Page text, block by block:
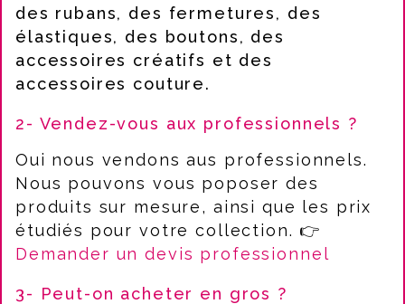
des rubans, des fermetures, des
élastiques, des boutons, des
accessoires créatifs et des
accessoires couture.
2- Vendez-vous aux professionnels ?
Oui nous vendons aus professionnels.
Nous pouvons vous poposer des
produits sur mesure, ainsi que les prix
étudiés pour votre collection. 👉
Demander un devis professionnel
3- Peut-on acheter en gros ?